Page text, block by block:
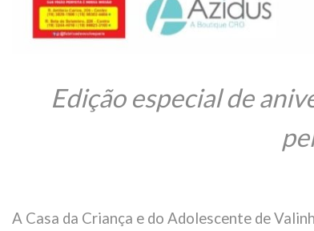
Edição especial de
A Casa da Criança e do Adolescente de